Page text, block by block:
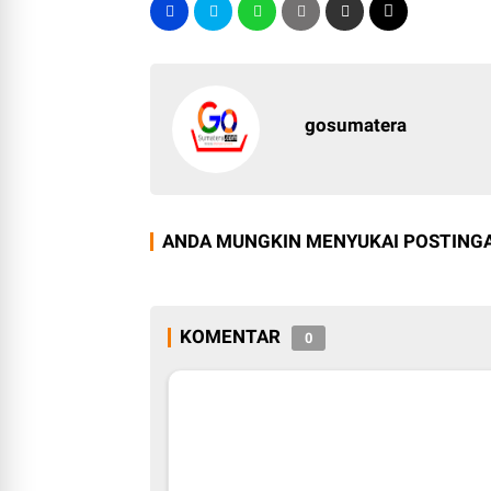
gosumatera
ANDA MUNGKIN MENYUKAI
KOMENTAR 0